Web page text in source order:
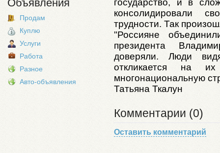
Объявления
Продам
Куплю
Услуги
Работа
Разное
Авто-объявления
государство, и в
консолидировали
трудности. Так
"Россияне
президента
доверяли. Люди
откликается на
многонациональную
Татьяна Ткалун
Комментарии (0)
Оставить комментарий